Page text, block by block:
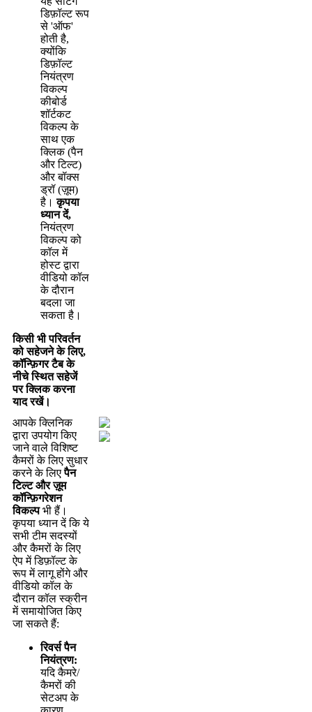
डफलट रप
स 'ऑफ'
हत ह,
कयक
डफलट
नयतरण
वकलप
कबर
शरकट
वकलप क
सथ एक
कक (पन
और टलट)
और बकस
डर (जम)
ह । कपय
धयन द,
नयतरण
वकलप क
कल म
हसट दर
वडय कल
क दरन
बदल ज
सकत ह ।
कस भ परवरन
क सहजन क लए,
कनगर टब क
नच सत सहज
पर कक करन
यद रख।
आपक कनक
दर उपयग कए
जन वल वशषट
कमर क लए सधर
करन क लए पन
टलट और जम
कनगरशन
वकलप भ ह ।
कपय धयन द क य
सभ टम सदसय
और कमर क लए
ऐप म डफलट क
रप म लग हग और
वडय कल क
दरन कल सकरन
म समयजत कए
ज सकत ह:
रवर पन
नयतरण:
यद कमर/
कमर क
सटअप क